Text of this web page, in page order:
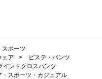
スポーツ
ェア >
ピステ・パンツ
インドクロスパンツ
・スポーツ・カジュアル